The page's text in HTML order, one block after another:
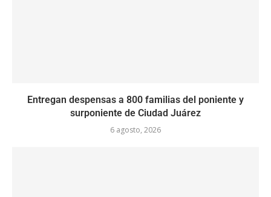
Entregan despensas a 800 familias del poniente y
surponiente de Ciudad Juárez
6 agosto, 2026